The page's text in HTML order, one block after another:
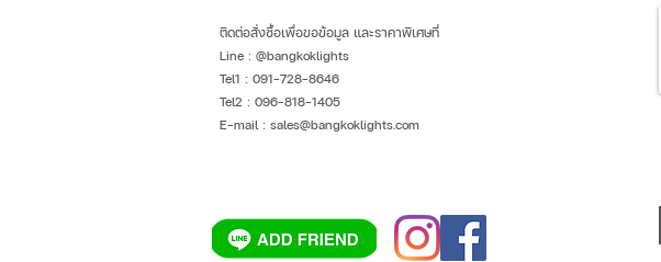
ติดต่อสั่งซื้อเพื่อขอข้อมูล และราคาพิเศษที่
Line : @bangkoklights
Tel1 : 091-728-8646
Tel2 : 096-818-1405
E-mail : sales@bangkoklights.com